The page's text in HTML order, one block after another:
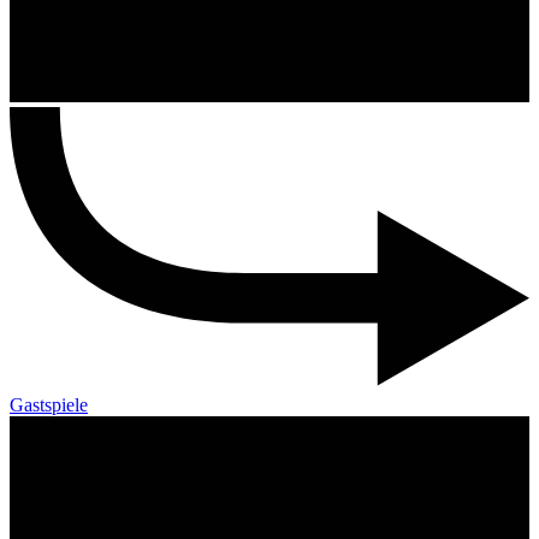
Gastspiele